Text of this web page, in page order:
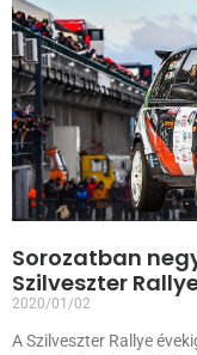
Sorozatban
Szilveszter
2020/01/02
A Szilveszter Rallye